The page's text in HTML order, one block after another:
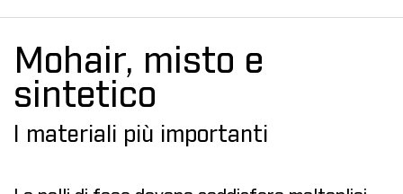
Mohair, misto e
sintetico
I materiali più importanti